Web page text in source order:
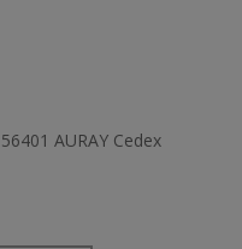
AURAY Cedex